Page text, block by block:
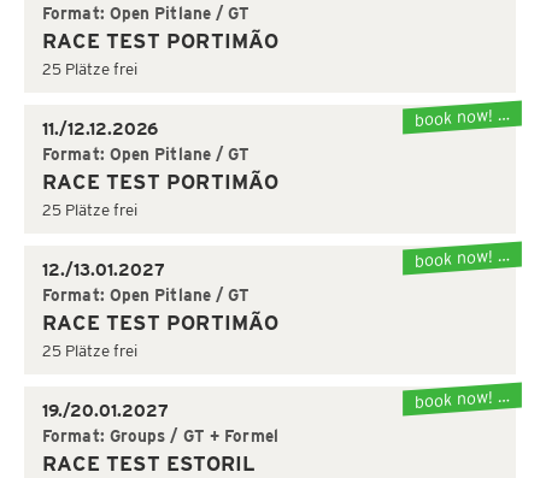
Format: Open Pitlane / GT
RACE TEST PORTIMÃO
25 Plätze frei
book now! …
11./12.12.2026
Format: Open Pitlane / GT
RACE TEST PORTIMÃO
25 Plätze frei
book now! …
12./13.01.2027
Format: Open Pitlane / GT
RACE TEST PORTIMÃO
25 Plätze frei
book now! …
19./20.01.2027
Format: Groups / GT + Formel
RACE TEST ESTORIL